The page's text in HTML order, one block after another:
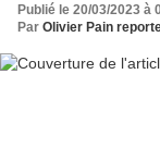
Publié le 20/03/2023 à
Par Olivier Pain